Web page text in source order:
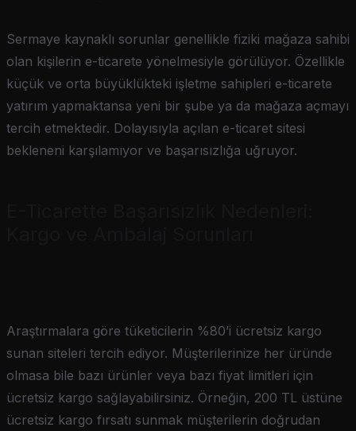
Sermaye kaynaklı sorunlar genellikle fiziki mağaza sahibi
olan kişilerin e-ticarete yönelmesiyle görülüyor. Özellikle
küçük ve orta büyüklükteki işletme sahipleri e-ticarete
yatırım yapmaktansa yeni bir şube ya da mağaza açmayı
tercih etmektedir. Dolayısıyla açılan e-ticaret sitesi
bekleneni karşılamıyor ve başarısızlığa uğruyor.
Araştırmalara göre tüketicilerin %80’i ücretsiz kargo
sunan siteleri tercih ediyor. Müşterilerinize her üründe
olmasa bile bazı ürünler veya bazı fiyat limitleri için
ücretsiz kargo sağlayabilirsiniz. Örneğin, 200 TL üstüne
ücretsiz kargo fırsatı sunmak müşterilerin doğrudan